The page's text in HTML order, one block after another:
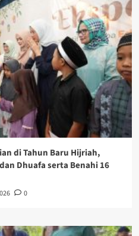
di Tahun Baru Hijriah,
Dhuafa serta Benahi 16
0